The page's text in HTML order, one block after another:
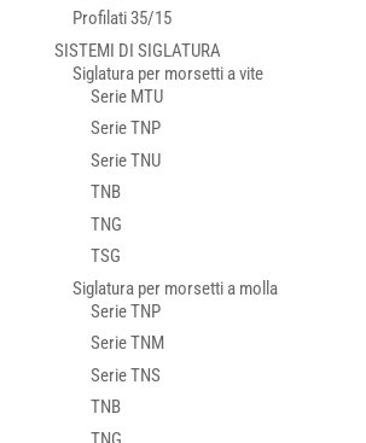
Profilati 35/15
SISTEMI DI SIGLATURA
Siglatura per morsetti a vite
Serie MTU
Serie TNP
Serie TNU
TNB
TNG
TSG
Siglatura per morsetti a molla
Serie TNP
Serie TNM
Serie TNS
TNB